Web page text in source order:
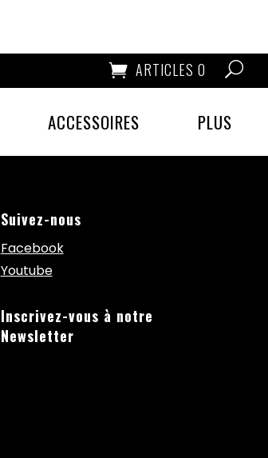
ARTICLES 0
ACCESSOIRES PLUS
Suivez-nous
Facebook
Youtube
Inscrivez-vous à notre
Newsletter